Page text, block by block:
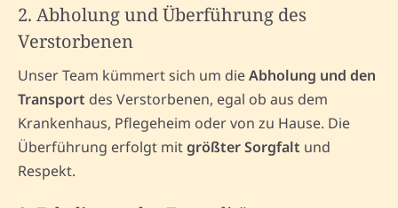
2. Abholung und Überführung des
Verstorbenen
Unser Team kümmert sich um dieAbholung und den
Transport des Verstorbenen, egal ob aus dem
Krankenhaus, Pflegeheim oder von zu Hause. Die
Überführung erfolgt mitgrößter Sorgfalt und
Respekt.